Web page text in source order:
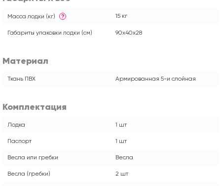
Масса лодки (кг) ? 15 кг
Габариты упаковки лодки (см) 90x40x28
Материал
Ткань ПВХ Армированная 5-и слойная
Комплектация
Лодка 1 шт
Паспорт 1 шт
Весла или гребки Весла
Весла (гребки) 2 шт